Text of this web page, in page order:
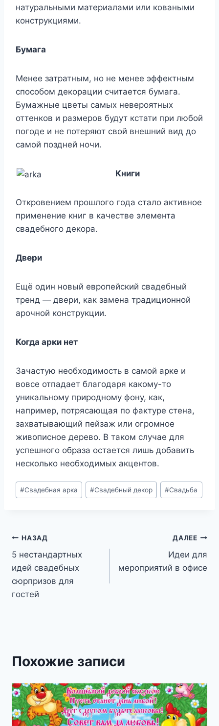
натуральными материалами или коваными
конструкциями.
Бумага
Менее затратным, но не менее эффектным
способом декорации считается бумага.
Бумажные цветы самых невероятных
оттенков и размеров будут кстати при любой
погоде и не потеряют свой внешний вид до
самой поздней ночи.
Книги
Откровением прошлого года стало активное
применение книг в качестве элемента
свадебного декора.
Двери
Ещё один новый европейский свадебный
тренд — двери, как замена традиционной
арочной конструкции.
Когда арки нет
Зачастую необходимость в самой арке и
вовсе отпадает благодаря какому-то
уникальному природному фону, как,
например, потрясающая по фактуре стена,
захватывающий пейзаж или огромное
живописное дерево. В таком случае для
успешного образа остается лишь добавить
несколько необходимых акцентов.
Метки
записи:
#Свадебная арка #Свадебный декор #Свадьба
Навигация
по
записям
НАЗАД
5 нестандартных
идей свадебных
сюрпризов для
гостей
ДАЛЕЕ
Идеи для
мероприятий в офисе
Похожие записи